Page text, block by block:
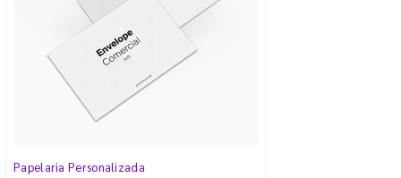
Papelaria Personalizada